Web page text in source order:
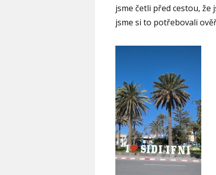
jsme četli před cestou,
jsme si to potřebovali